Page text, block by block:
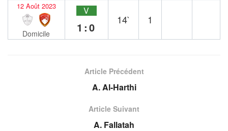
12 Août 2023
Domicile
V
1:0
14` 1
Article Précédent
A. Al-Harthi
Article Suivant
A. Fallatah